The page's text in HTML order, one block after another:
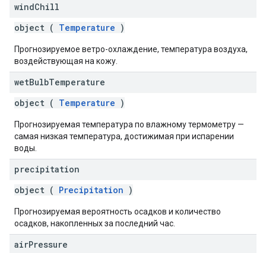
windChill
object ( Temperature )
Прогнозируемое ветро-охлаждение, температура воздуха,
воздействующая на кожу.
wetBulbTemperature
object ( Temperature )
Прогнозируемая температура по влажному термометру —
самая низкая температура, достижимая при испарении
воды.
precipitation
object ( Precipitation )
Прогнозируемая вероятность осадков и количество
осадков, накопленных за последний час.
airPressure